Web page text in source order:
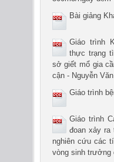
Bài giảng
Giáo trình
thực trạng
sở giết mổ gia
cận - Nguyễn
Giáo trình
Giáo trình
đoan xảy
nghiên cứu các
vòng sinh trưởng